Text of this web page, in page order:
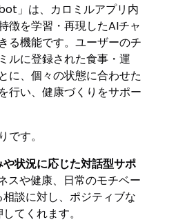
」は、カロミルアプリ内
徴を学習・再現したAIチャ
る機能です。ユーザーのチ
ルに登録された食事・運
に、個々の状態に合わせた
行い、健康づくりをサポー
です。
状況に応じた対話型サポ
スや健康、日常のモチベー
談に対し、ポジティブな
てくれます。